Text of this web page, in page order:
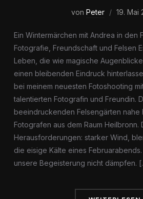
von Peter 19. Mai
Ein Wintermärchen mit Andrea in den
Fotografie, Freundschaft und Felsen
Leben, die wie magische
einen bleibenden Eindruck
bei meinem neuesten Fotoshooting
talentierten Fotografin und Freundin.
beeindruckenden Felsengärten nahe
Fotografen aus dem Raum Heilbronn.
Herausforderungen: starker Wind,
die eisige Kälte eines
unsere Begeisterung nicht dämpfen.